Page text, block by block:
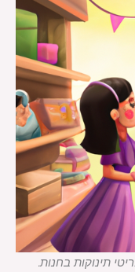
תינוקות בחנות.